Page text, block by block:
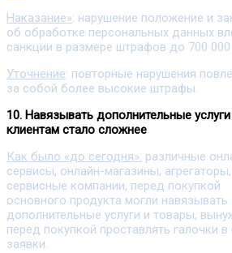
Наказание»: нарушение положение и
об обработке персональных данных
санкции в размере штрафов до 700
Уточнение: повторные нарушения
за собой более высокие штрафы.
10. Навязывать дополнительные услуги
клиентам стало сложнее
Как было «до сегодня»: различные
сервисы, онлайн-магазины, агрегаторы,
сервисные компании, перед покупкой
основного продукта могли навязывать
дополнительные услуги и товары,
перед покупкой проставлять галочки
заявки.